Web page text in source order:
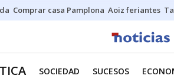
Comprar casa Pamplona Aoiz feriantes
SOCIEDAD SUCESOS